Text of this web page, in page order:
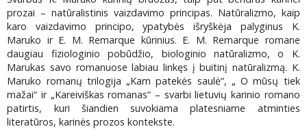
prozai – natūralistinis vaizdavimo principas. Natūralizmo, kaip
karo vaizdavimo principo, ypatybės išryškėja palyginus K.
Maruko ir E. M. Remarque kūrinius. E. M. Remarque romane
daugiau fiziologinio pobūdžio, biologinio natūralizmo, o K.
Marukas savo romanuose labiau linkęs į buitinį natūralizmą. K.
Maruko romanų trilogija „Kam patekės saulė“, „ O mūsų tiek
mažai“ ir „Kareiviškas romanas“ – svarbi lietuvių karinio romano
patirtis, kuri šiandien suvokiama platesniame atminties
literatūros, karinės prozos kontekste.